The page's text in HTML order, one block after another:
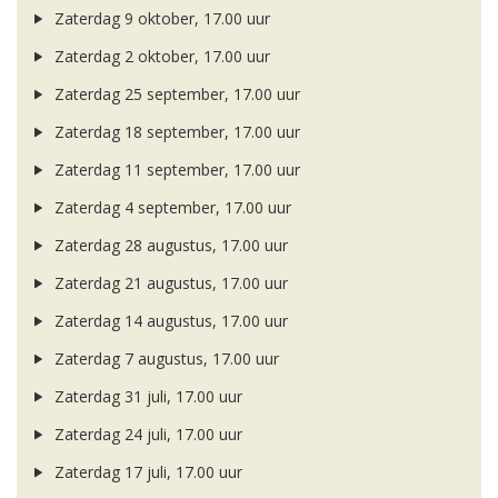
Zaterdag 9 oktober, 17.00 uur
Zaterdag 2 oktober, 17.00 uur
Zaterdag 25 september, 17.00 uur
Zaterdag 18 september, 17.00 uur
Zaterdag 11 september, 17.00 uur
Zaterdag 4 september, 17.00 uur
Zaterdag 28 augustus, 17.00 uur
Zaterdag 21 augustus, 17.00 uur
Zaterdag 14 augustus, 17.00 uur
Zaterdag 7 augustus, 17.00 uur
Zaterdag 31 juli, 17.00 uur
Zaterdag 24 juli, 17.00 uur
Zaterdag 17 juli, 17.00 uur